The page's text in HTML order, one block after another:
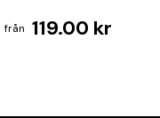
119.00 kr